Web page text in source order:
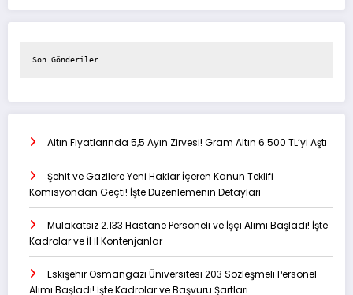
Son Gönderiler
Altın Fiyatlarında 5,5 Ayın Zirvesi! Gram Altın 6.500 TL’yi Aştı
Şehit ve Gazilere Yeni Haklar İçeren Kanun Teklifi
Komisyondan Geçti! İşte Düzenlemenin Detayları
Mülakatsız 2.133 Hastane Personeli ve İşçi Alımı Başladı! İşte
Kadrolar ve İl İl Kontenjanlar
Eskişehir Osmangazi Üniversitesi 203 Sözleşmeli Personel
Alımı Başladı! İşte Kadrolar ve Başvuru Şartları